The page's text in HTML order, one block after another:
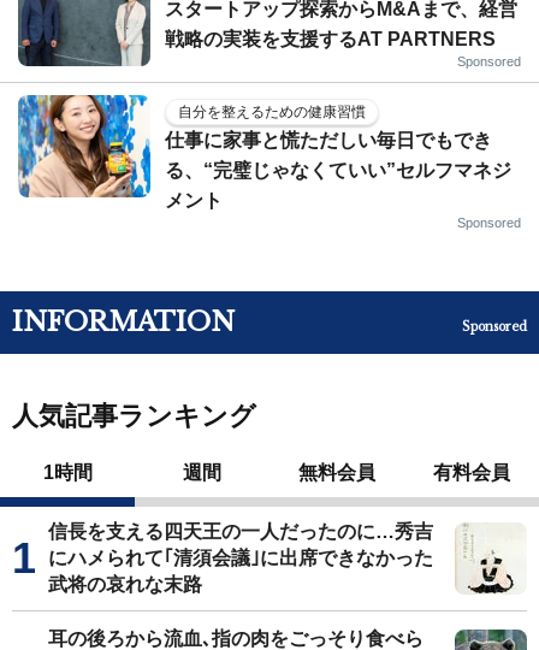
スタートアップ探索からM&Aまで、経営
戦略の実装を支援するAT PARTNERS
Sponsored
自分を整えるための健康習慣
仕事に家事と慌ただしい毎日でもでき
る、“完璧じゃなくていい”セルフマネジ
メント
Sponsored
INFORMATION Sponsored
人気記事ランキング
1時間 週間 無料会員 有料会員
信長を支える四天王の一人だったのに…秀吉
にハメられて｢清須会議｣に出席できなかった
武将の哀れな末路
耳の後ろから流血､指の肉をごっそり食べら